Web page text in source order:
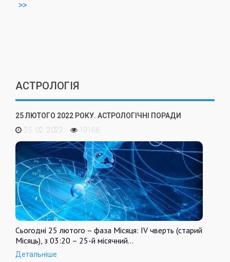
>>
АСТРОЛОГІЯ
25 ЛЮТОГО 2022 РОКУ. АСТРОЛОГІЧНІ ПОРАДИ
25. 02. 2022
19166
Сьогодні 25 лютого – фаза Місяця: IV чверть (старий
Місяць), з 03:20 – 25-й місячний…
Детальніше